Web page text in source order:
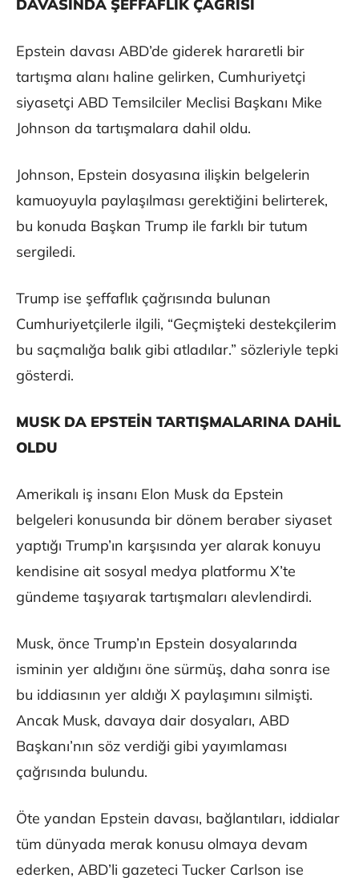
DAVASINDA ŞEFFAFLIK ÇAĞRISI
Epstein davası ABD’de giderek hararetli bir
tartışma alanı haline gelirken, Cumhuriyetçi
siyasetçi ABD Temsilciler Meclisi Başkanı Mike
Johnson da tartışmalara dahil oldu.
Johnson, Epstein dosyasına ilişkin belgelerin
kamuoyuyla paylaşılması gerektiğini belirterek,
bu konuda Başkan Trump ile farklı bir tutum
sergiledi.
Trump ise şeffaflık çağrısında bulunan
Cumhuriyetçilerle ilgili, “Geçmişteki destekçilerim
bu saçmalığa balık gibi atladılar.” sözleriyle tepki
gösterdi.
MUSK DA EPSTEİN TARTIŞMALARINA DAHİL
OLDU
Amerikalı iş insanı Elon Musk da Epstein
belgeleri konusunda bir dönem beraber siyaset
yaptığı Trump’ın karşısında yer alarak konuyu
kendisine ait sosyal medya platformu X’te
gündeme taşıyarak tartışmaları alevlendirdi.
Musk, önce Trump’ın Epstein dosyalarında
isminin yer aldığını öne sürmüş, daha sonra ise
bu iddiasının yer aldığı X paylaşımını silmişti.
Ancak Musk, davaya dair dosyaları, ABD
Başkanı’nın söz verdiği gibi yayımlaması
çağrısında bulundu.
Öte yandan Epstein davası, bağlantıları, iddialar
tüm dünyada merak konusu olmaya devam
ederken, ABD’li gazeteci Tucker Carlson ise